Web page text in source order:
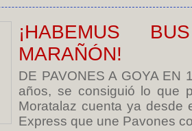
¡HABEMUS
MARAÑÓN!
DE PAVONES A GOYA EN
años, se consiguió lo que
Moratalaz cuenta ya
Express que une Pavones